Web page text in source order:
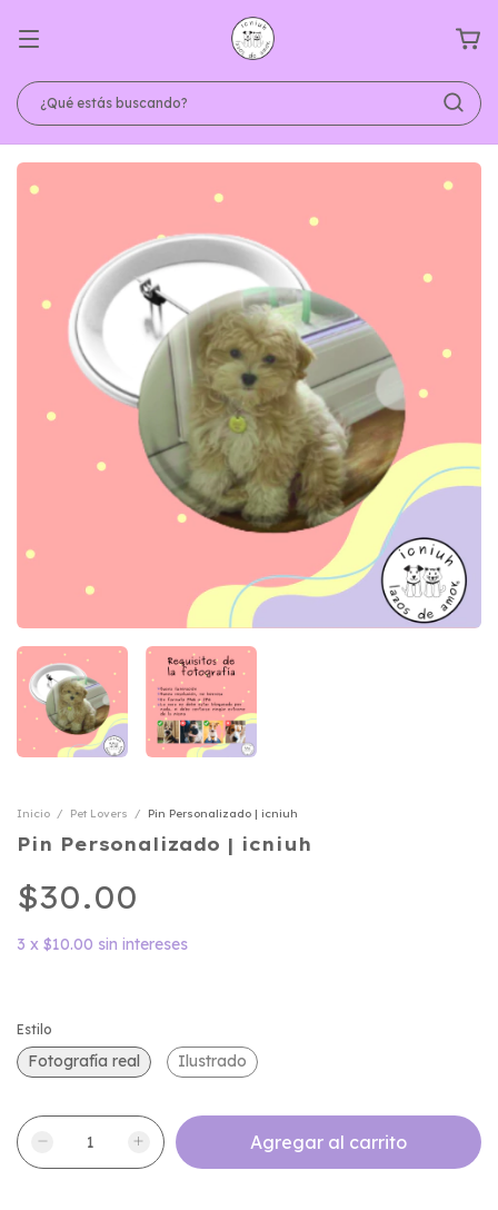
Inicio / Pet Lovers / Pin Personalizado | icniuh
Pin Personalizado | icniuh
$30.00
3 x $10.00 sin intereses
Estilo
Fotografía real Ilustrado